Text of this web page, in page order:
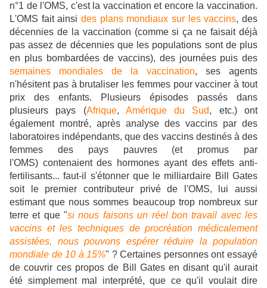
n°1 de l'OMS, c'est la vaccination et encore la vaccination.
L'OMS fait ainsi des plans mondiaux sur les vaccins, des
décennies de la vaccination (comme si ça ne faisait déjà
pas assez de décennies que les populations sont de plus
en plus bombardées de vaccins), des journées puis des
semaines mondiales de la vaccination, ses agents
n'hésitent pas à brutaliser les femmes pour vacciner à tout
prix des enfants. Plusieurs épisodes passés dans
plusieurs pays (Afrique, Amérique du Sud, etc.) ont
également montré, après analyse des vaccins par des
laboratoires indépendants, que des vaccins destinés à des
femmes des pays pauvres (et promus par
l'OMS) contenaient des hormones ayant des effets anti-
fertilisants... faut-il s'étonner que le milliardaire Bill Gates
soit le premier contributeur privé de l'OMS, lui aussi
estimant que nous sommes beaucoup trop nombreux sur
terre et que "si nous faisons un réel bon travail avec les
vaccins et les techniques de procréation médicalement
assistées, nous pouvons espérer réduire la population
mondiale de 10 à 15%" ? Certaines personnes ont essayé
de couvrir ces propos de Bill Gates en disant qu'il aurait
été simplement mal interprété, que ce qu'il voulait dire